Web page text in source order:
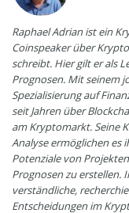
Raphael Adrian ist ein
Coinspeaker über
schreibt. Hier gilt er als
Prognosen. Mit seinem
Spezialisierung auf
seit Jahren über
am Kryptomarkt. Seine
Analyse ermöglichen es
Potenziale von
Prognosen zu erstellen.
verständliche,
Entscheidungen im